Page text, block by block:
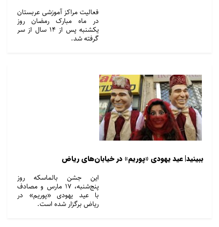
فعالیت مراکز آموزشی عربستان
در ماه مبارک رمضان روز
یکشنبه پس از ۱۴ سال از سر
گرفته شد.
ببینید| عید یهودی «پوریم» در خیابان‌های ریاض
این جشن بالماسکه روز
پنج‌شنبه، ۱۷ مارس و مصادف
با عید یهودی «پوریم» در
ریاض برگزار شده است.